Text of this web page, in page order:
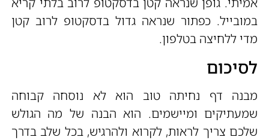
במובייל. כפתור שנראה גדול בדסקטופ לרוב קטן
מדי ללחיצה בטלפון.
לסיכום
מבנה דף נחיתה טוב הוא לא נוסחה קבוחה
שמעתיקים ומיישמים. הוא הבנה של מה הגולש
שלכם צריך לראות, לקרוא ולהרגיש, בכל שלב בדרך